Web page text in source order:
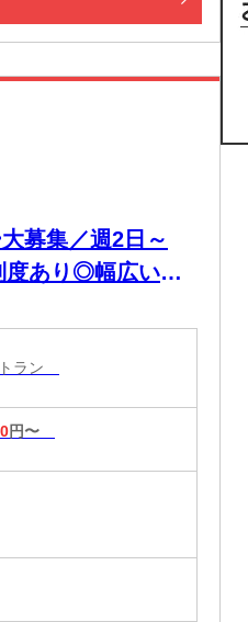
募集／週2日～
あり◎幅広い年
ラン
円〜